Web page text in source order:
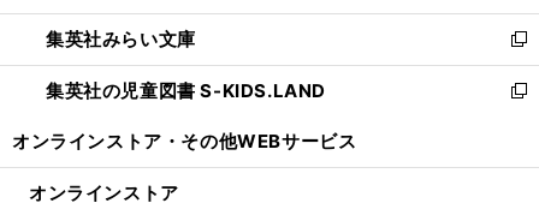
開
く
ウ
で
開
く
ン
ド
ウ
で
ウ
ィ
ン
ド
開
集英社みらい文庫
新
し
い
ン
集英社の児童図書 S-KIDS.LAND
新
ウ
オンラインストア・ その他WEBサービス
オンラインストア